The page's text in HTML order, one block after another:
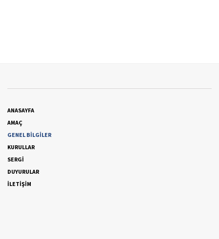
ANASAYFA
AMAÇ
GENEL BİLGİLER
KURULLAR
SERGİ
DUYURULAR
İLETİŞİM